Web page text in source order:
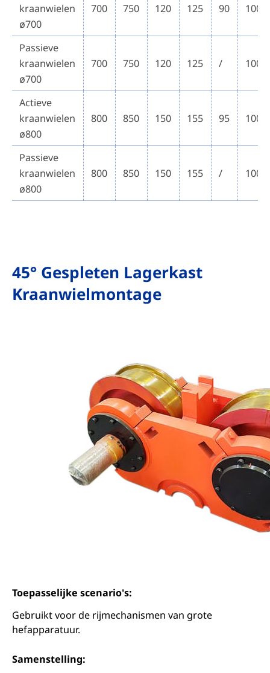
kraanwielen
ø700
700 750 120 125 90
Passieve
kraanwielen
ø700
700 750 120 125 /
Actieve
kraanwielen
ø800
800 850 150 155 95
Passieve
kraanwielen
ø800
800 850 150 155 /
45° Gespleten Lagerkast
Kraanwielmontage
Toepasselijke scenario's:
Gebruikt voor de rijmechanismen van grote
hefapparatuur.
Samenstelling: